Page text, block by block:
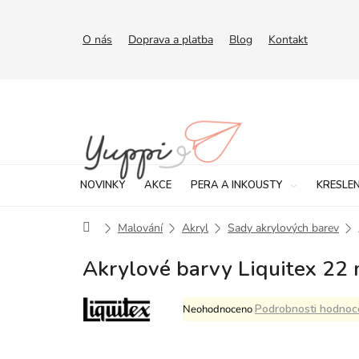
O nás Doprava a platba Blog Kontakt
NOVINKY AKCE PERA A INKOUSTY
DomůMalování Akryl Sady akrylových barev
Akrylové barvy Liquitex 22
Průměrné
hodnocení
NeohodnocenoPodrobnosti